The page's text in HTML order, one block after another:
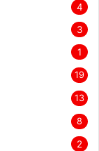
4
3
1
19
13
8
2